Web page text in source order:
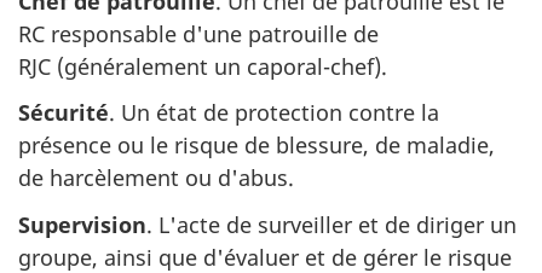
RC responsable d'une patrouille de
RJC (généralement un caporal-chef).
Sécurité. Un état de protection contre la
présence ou le risque de blessure, de maladie,
de harcèlement ou d'abus.
Supervision. L'acte de surveiller et de diriger un
groupe, ainsi que d'évaluer et de gérer le risque